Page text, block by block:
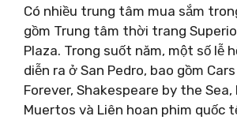
Có nhiều trung tâm mua sắm
gồm Trung tâm thời trang
Plaza. Trong suốt năm, một số lễ
diễn ra ở San Pedro, bao gồm
Forever, Shakespeare by the Sea,
Muertos và Liên hoan phim quốc